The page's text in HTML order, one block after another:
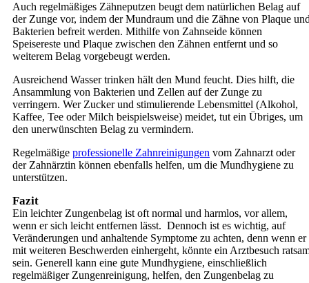
Auch regelmäßiges Zähneputzen beugt dem natürlichen Belag auf
der Zunge vor, indem der Mundraum und die Zähne von Plaque
Bakterien befreit werden. Mithilfe von Zahnseide können
Speisereste und Plaque zwischen den Zähnen entfernt und so
weiterem Belag vorgebeugt werden.
Ausreichend Wasser trinken hält den Mund feucht. Dies hilft, die
Ansammlung von Bakterien und Zellen auf der Zunge zu
verringern. Wer Zucker und stimulierende Lebensmittel (Alkohol,
Kaffee, Tee oder Milch beispielsweise) meidet, tut ein Übriges, um
den unerwünschten Belag zu vermindern.
Regelmäßige professionelle Zahnreinigungen vom Zahnarzt oder
der Zahnärztin können ebenfalls helfen, um die Mundhygiene zu
unterstützen.
Fazit
Ein leichter Zungenbelag ist oft normal und harmlos, vor allem,
wenn er sich leicht entfernen lässt. Dennoch ist es wichtig, auf
Veränderungen und anhaltende Symptome zu achten, denn wenn er
mit weiteren Beschwerden einhergeht, könnte ein Arztbesuch
sein. Generell kann eine gute Mundhygiene, einschließlich
regelmäßiger Zungenreinigung, helfen, den Zungenbelag zu